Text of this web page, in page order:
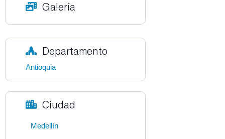
Galería
Departamento
Antioquia
Ciudad
Medellín